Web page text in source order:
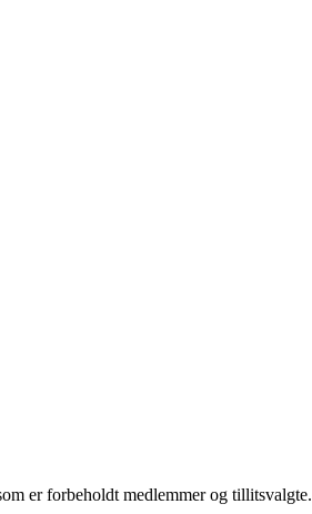
er forbeholdt medlemmer og tillitsvalgte.